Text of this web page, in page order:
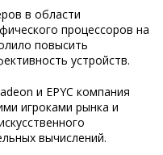
в области
процессоров на
повысить
устройств.
и EPYC компания
игроками рынка и
вычислений.